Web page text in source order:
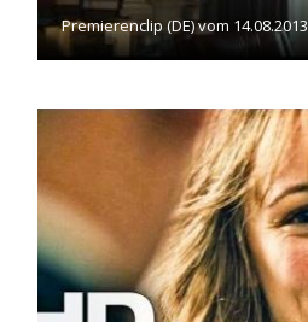
Premierenclip (DE) vom 14.08.2013